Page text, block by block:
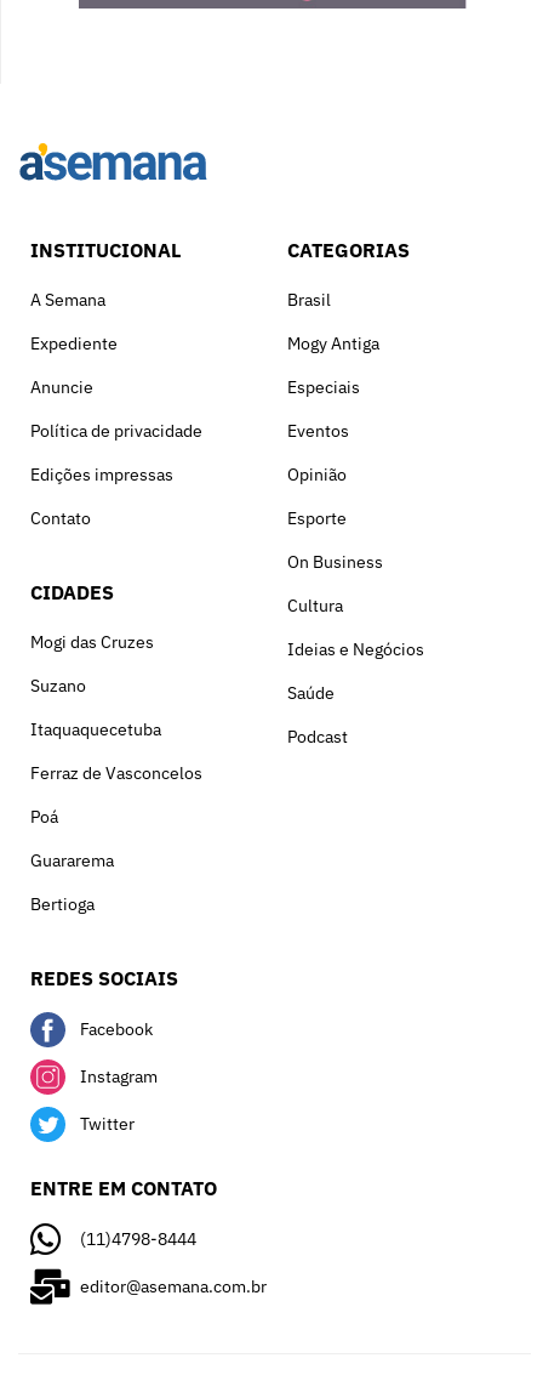
INSTITUCIONAL
A Semana
Expediente
Anuncie
Política de privacidade
Edições impressas
Contato
CIDADES
Mogi das Cruzes
Suzano
Itaquaquecetuba
Ferraz de Vasconcelos
Poá
Guararema
Bertioga
CATEGORIAS
Brasil
Mogy Antiga
Especiais
Eventos
Opinião
Esporte
On Business
Cultura
Ideias e Negócios
Saúde
Podcast
REDES SOCIAIS
Facebook
Instagram
Twitter
ENTRE EM CONTATO
(11)4798-8444
editor@asemana.com.br